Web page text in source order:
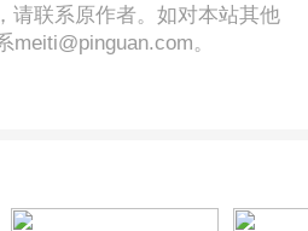
请联系原作者。如对本站其他
。